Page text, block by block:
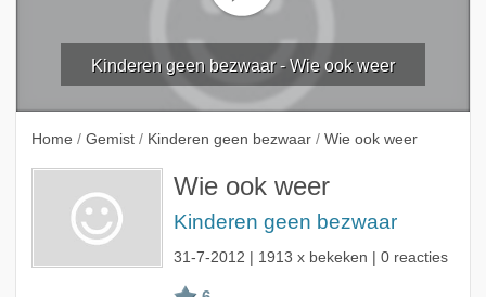
Kinderen geen bezwaar - Wie ook weer
Home / Gemist / Kinderen geen bezwaar / Wie ook weer
Wie ook weer
Kinderen geen bezwaar
31-7-2012 | 1913 x bekeken | 0 reacties